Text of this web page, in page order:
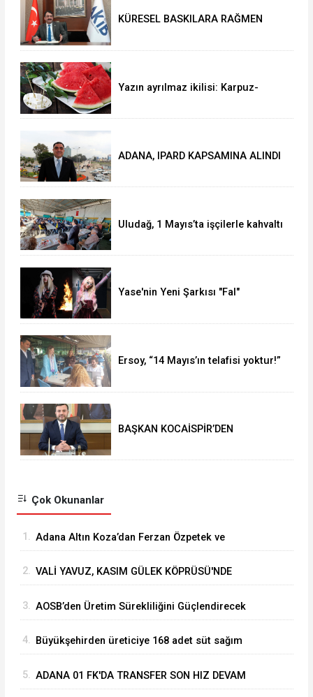
KÜRESEL BASKILARA RAĞMEN
Yazın ayrılmaz ikilisi: Karpuz-
ADANA, IPARD KAPSAMINA ALINDI
Uludağ, 1 Mayıs’ta işçilerle kahvaltı
Yase'nin Yeni Şarkısı "Fal"
Ersoy, “14 Mayıs’ın telafisi yoktur!”
BAŞKAN KOCAİSPİR’DEN
Çok Okunanlar
1. Adana Altın Koza’dan Ferzan Özpetek ve
2. VALİ YAVUZ, KASIM GÜLEK KÖPRÜSÜ'NDE
3. ⁠AOSB’den Üretim Sürekliliğini Güçlendirecek
4. Büyükşehirden üreticiye 168 adet süt sağım
5. ADANA 01 FK'DA TRANSFER SON HIZ DEVAM